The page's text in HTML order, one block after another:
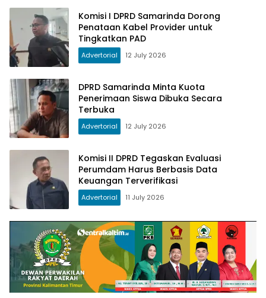
Komisi I DPRD Samarinda Dorong
Penataan Kabel Provider untuk
Tingkatkan PAD
Advertorial 12 July 2026
DPRD Samarinda Minta Kuota
Penerimaan Siswa Dibuka Secara
Terbuka
Advertorial 12 July 2026
Komisi II DPRD Tegaskan Evaluasi
Perumdam Harus Berbasis Data
Keuangan Terverifikasi
Advertorial 11 July 2026